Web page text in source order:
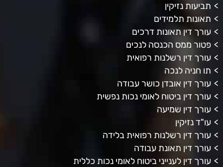
תביעות נזיקין
תאונות תלמידים
עורך דין תאונות דרכים
פטור ממס הכנסה לנכים
עורך דין רשלנות רפואית
תו חניה לנכה
עורך דין אובדן כושר עבודה
עורך דין ביטוח לאומי נכות נפשית
עורך דין שמיעה
עו"ד נזיקין
עורך דין רשלנות רפואית בלידה
עורך דין תאונת עבודה
עורך דין לענייני ביטוח לאומי נכות כללית